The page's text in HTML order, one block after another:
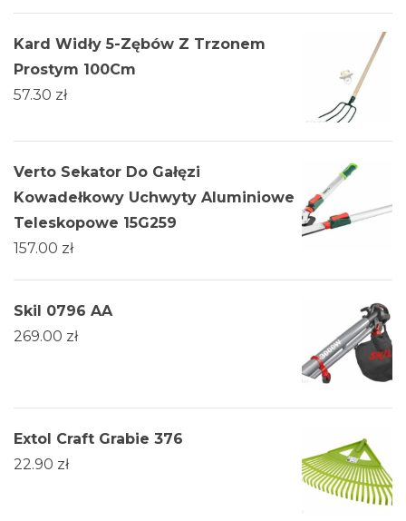
Kard Widły 5-Zębów Z Trzonem
Prostym 100Cm
57.30 zł
Verto Sekator Do Gałęzi
Kowadełkowy Uchwyty Aluminiowe
Teleskopowe 15G259
157.00 zł
Skil 0796 AA
269.00 zł
Extol Craft Grabie 376
22.90 zł